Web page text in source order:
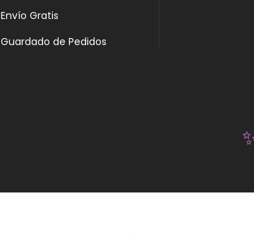
Envío Gratis
Guardado de Pedidos